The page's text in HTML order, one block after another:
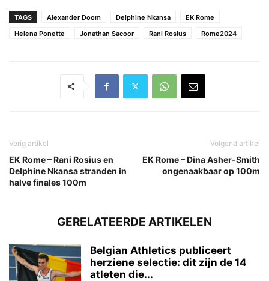
TAGS Alexander Doom Delphine Nkansa
EK Rome
Helena Ponette
Jonathan Sacoor Rani Rosius Rome2024
Vorig artikel
EK Rome – Rani Rosius en
Delphine Nkansa stranden in
halve finales 100m
Volgend artikel
EK Rome – Dina Asher-Smith
ongenaakbaar op 100m
GERELATEERDE ARTIKELEN
Belgian Athletics publiceert
herziene selectie: dit zijn de 14
atleten die...